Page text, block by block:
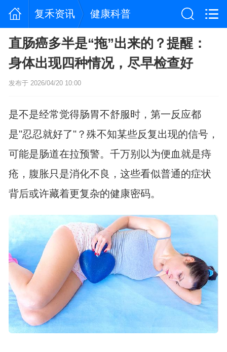
复禾资讯 健康科普
直肠癌多半是“拖”出来的？提醒：
身体出现四种情况，尽早检查好
发布于 2026/04/20 10:00
是不是经常觉得肠胃不舒服时，第一反应都
是"忍忍就好了"？殊不知某些反复出现的信号，
可能是肠道在拉预警。千万别以为便血就是痔
疮，腹胀只是消化不良，这些看似普通的症状
背后或许藏着更复杂的健康密码。